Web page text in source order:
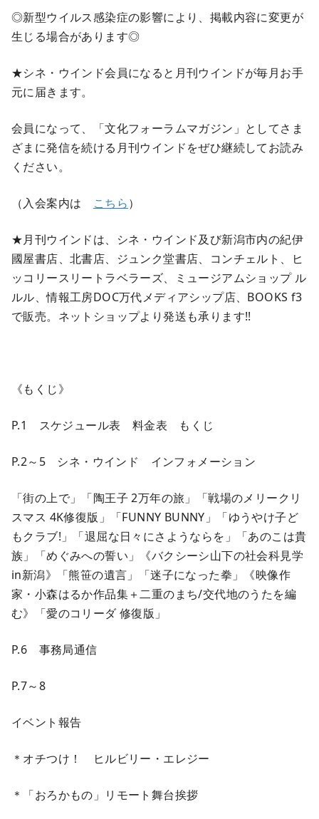
◎新型ウイルス感染症の影響により、掲載内容に変更が
生じる場合があります◎
★シネ・ウインド会員になると月刊ウインドが毎月お手
元に届きます。
会員になって、「文化フォーラムマガジン」としてさま
ざまに発信を続ける月刊ウインドをぜひ継続してお読み
ください。
（入会案内は こちら）
★月刊ウインドは、シネ・ウインド及び新潟市内の紀伊
國屋書店、北書店、ジュンク堂書店、コンチェルト、ヒ
ッコリースリートラベラーズ、ミュージアムショップ ル
ルル、情報工房DOC万代メディアシップ店、BOOKS f3
で販売。ネットショップより発送も承ります!!
《もくじ》
P.1 スケジュール表 料金表 もくじ
P.2～5 シネ・ウインド インフォメーション
「街の上で」「陶王子 2万年の旅」「戦場のメリークリ
スマス 4K修復版」「FUNNY BUNNY」「ゆうやけ子ど
もクラブ!」「退屈な日々にさようならを」「あのこは貴
族」「めぐみへの誓い」《バクシーシ山下の社会科見学
in新潟》「熊笹の遺言」「迷子になった拳」《映像作
家・小森はるか作品集＋二重のまち/交代地のうたを編
む》「愛のコリーダ 修復版」
P.6 事務局通信
P.7～8
イベント報告
＊オチつけ！ ヒルビリー・エレジー
＊「おろかもの」リモート舞台挨拶